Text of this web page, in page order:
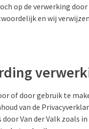
op de verwerking
en wij
of door gebruik te
van de
Van der Valk zoals